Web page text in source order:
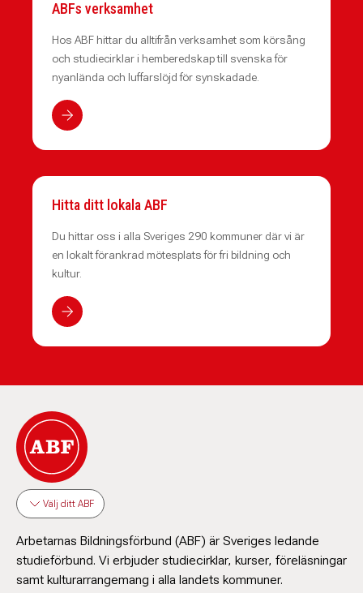
ABFs verksamhet
Hos ABF hittar du alltifrån verksamhet som körsång
och studiecirklar i hemberedskap till svenska för
nyanlända och luffarslöjd för synskadade.
Hitta ditt lokala ABF
Du hittar oss i alla Sveriges 290 kommuner där vi är
en lokalt förankrad mötesplats för fri bildning och
kultur.
Välj ditt ABF
Arbetarnas Bildningsförbund (ABF) är Sveriges ledande
studieförbund. Vi erbjuder studiecirklar, kurser, föreläsningar
samt kulturarrangemang i alla landets kommuner.